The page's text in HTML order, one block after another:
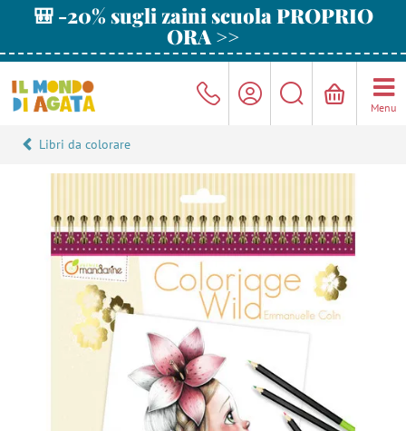
🎒 -20% sugli zaini scuola PROPRIO
ORA >>
Menu
Libri da colorare